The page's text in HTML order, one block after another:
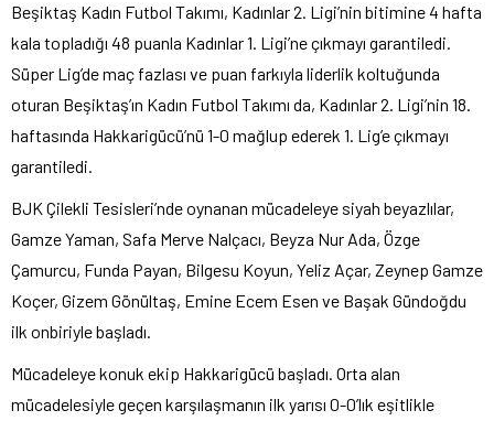
Beşiktaş Kadın Futbol Takımı, Kadınlar 2. Ligi’nin bitimine 4 hafta
kala topladığı 48 puanla Kadınlar 1. Ligi’ne çıkmayı garantiledi.
Süper Lig’de maç fazlası ve puan farkıyla liderlik koltuğunda
oturan Beşiktaş’ın Kadın Futbol Takımı da, Kadınlar 2. Ligi’nin 18.
haftasında Hakkarigücü’nü 1-0 mağlup ederek 1. Lig’e çıkmayı
garantiledi.
BJK Çilekli Tesisleri’nde oynanan mücadeleye siyah beyazlılar,
Gamze Yaman, Safa Merve Nalçacı, Beyza Nur Ada, Özge
Çamurcu, Funda Payan, Bilgesu Koyun, Yeliz Açar, Zeynep Gamze
Koçer, Gizem Gönültaş, Emine Ecem Esen ve Başak Gündoğdu
ilk onbiriyle başladı.
Mücadeleye konuk ekip Hakkarigücü başladı. Orta alan
mücadelesiyle geçen karşılaşmanın ilk yarısı 0-0’lık eşitlikle